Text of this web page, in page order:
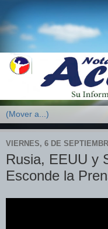
VIERNES, 6 DE
Rusia, EEUU y
Esconde la